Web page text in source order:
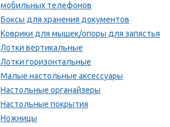
мобильных телефонов
Боксы для хранения документов
Коврики для мышек/опоры для запястья
Лотки вертикальные
Лотки горизонтальные
Малые настольные аксессуары
Настольные органайзеры
Настольные покрытия
Ножницы